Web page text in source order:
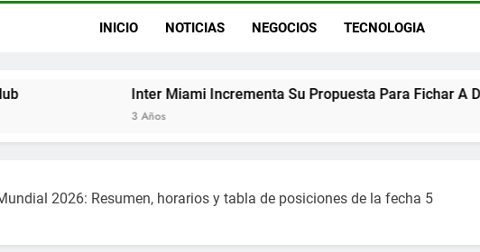
Dak Prescott sueña
Presidente del PSG optimista
Inter Miami incrementa su propuesta para
INICIO NOTICIAS NEGOCIOS TECNOLOGIA
Inter Miami Incrementa Su Propuesta Para Fichar A Destacado
2026: Resumen, horarios y tabla de posiciones de la fecha 5